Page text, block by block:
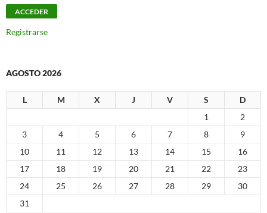
Registrarse
AGOSTO 2026
L M X J V S
D
1
2
3
4 5 6 7 8
9
10
11 12 13 14 15
16
17
18 19 20 21 22
23
24
25 26 27 28 29
30
31